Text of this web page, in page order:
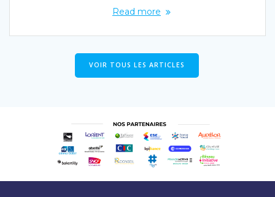
Read more
VOIR TOUS LES ARTICLES